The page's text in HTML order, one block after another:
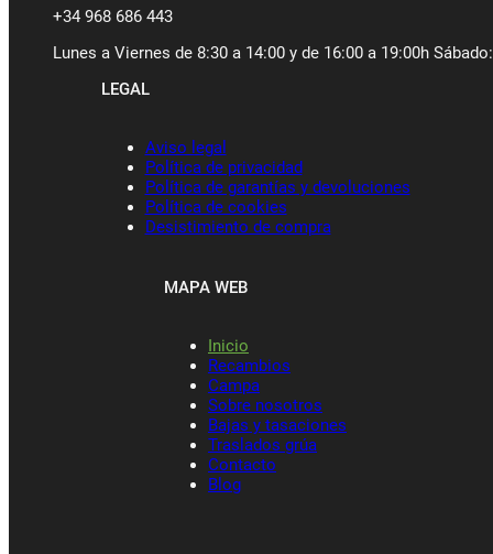
+34 968 686 443
Lunes a Viernes de 8:30 a 14:00 y de 16:00 a 19:00h
LEGAL
Aviso legal
Política de privacidad
Política de garantías y devoluciones
Política de cookies
Desistimiento de compra
MAPA WEB
Inicio
Recambios
Campa
Sobre nosotros
Bajas y tasaciones
Traslados grúa
Contacto
Blog